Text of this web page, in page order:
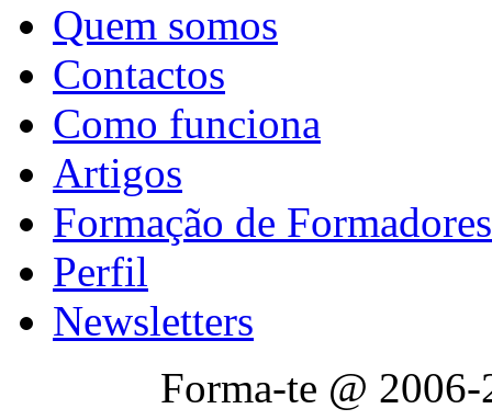
Quem somos
Contactos
Como funciona
Artigos
Formação de Formadores
Perfil
Newsletters
Forma-te @